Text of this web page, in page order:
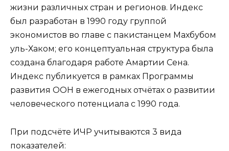
жизни различных стран и регионов. Индекс
был разработан в 1990 году группой
экономистов во главе с пакистанцем Махбубом
уль-Хаком; его концептуальная структура была
создана благодаря работе Амартии Сена.
Индекс публикуется в рамках Программы
развития ООН в ежегодных отчётах о развитии
человеческого потенциала с 1990 года.
При подсчёте ИЧР учитываются 3 вида
показателей: